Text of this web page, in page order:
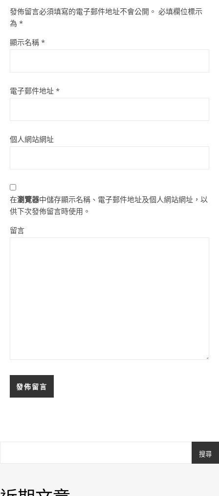
發佈留言必須填寫的電子郵件地址不會公開。 必填欄位標示
為 *
顯示名稱 *
電子郵件地址 *
個人網站網址
在瀏覽器中儲存顯示名稱、電子郵件地址及個人網站網址，以
供下次發佈留言時使用。
留言
搜尋